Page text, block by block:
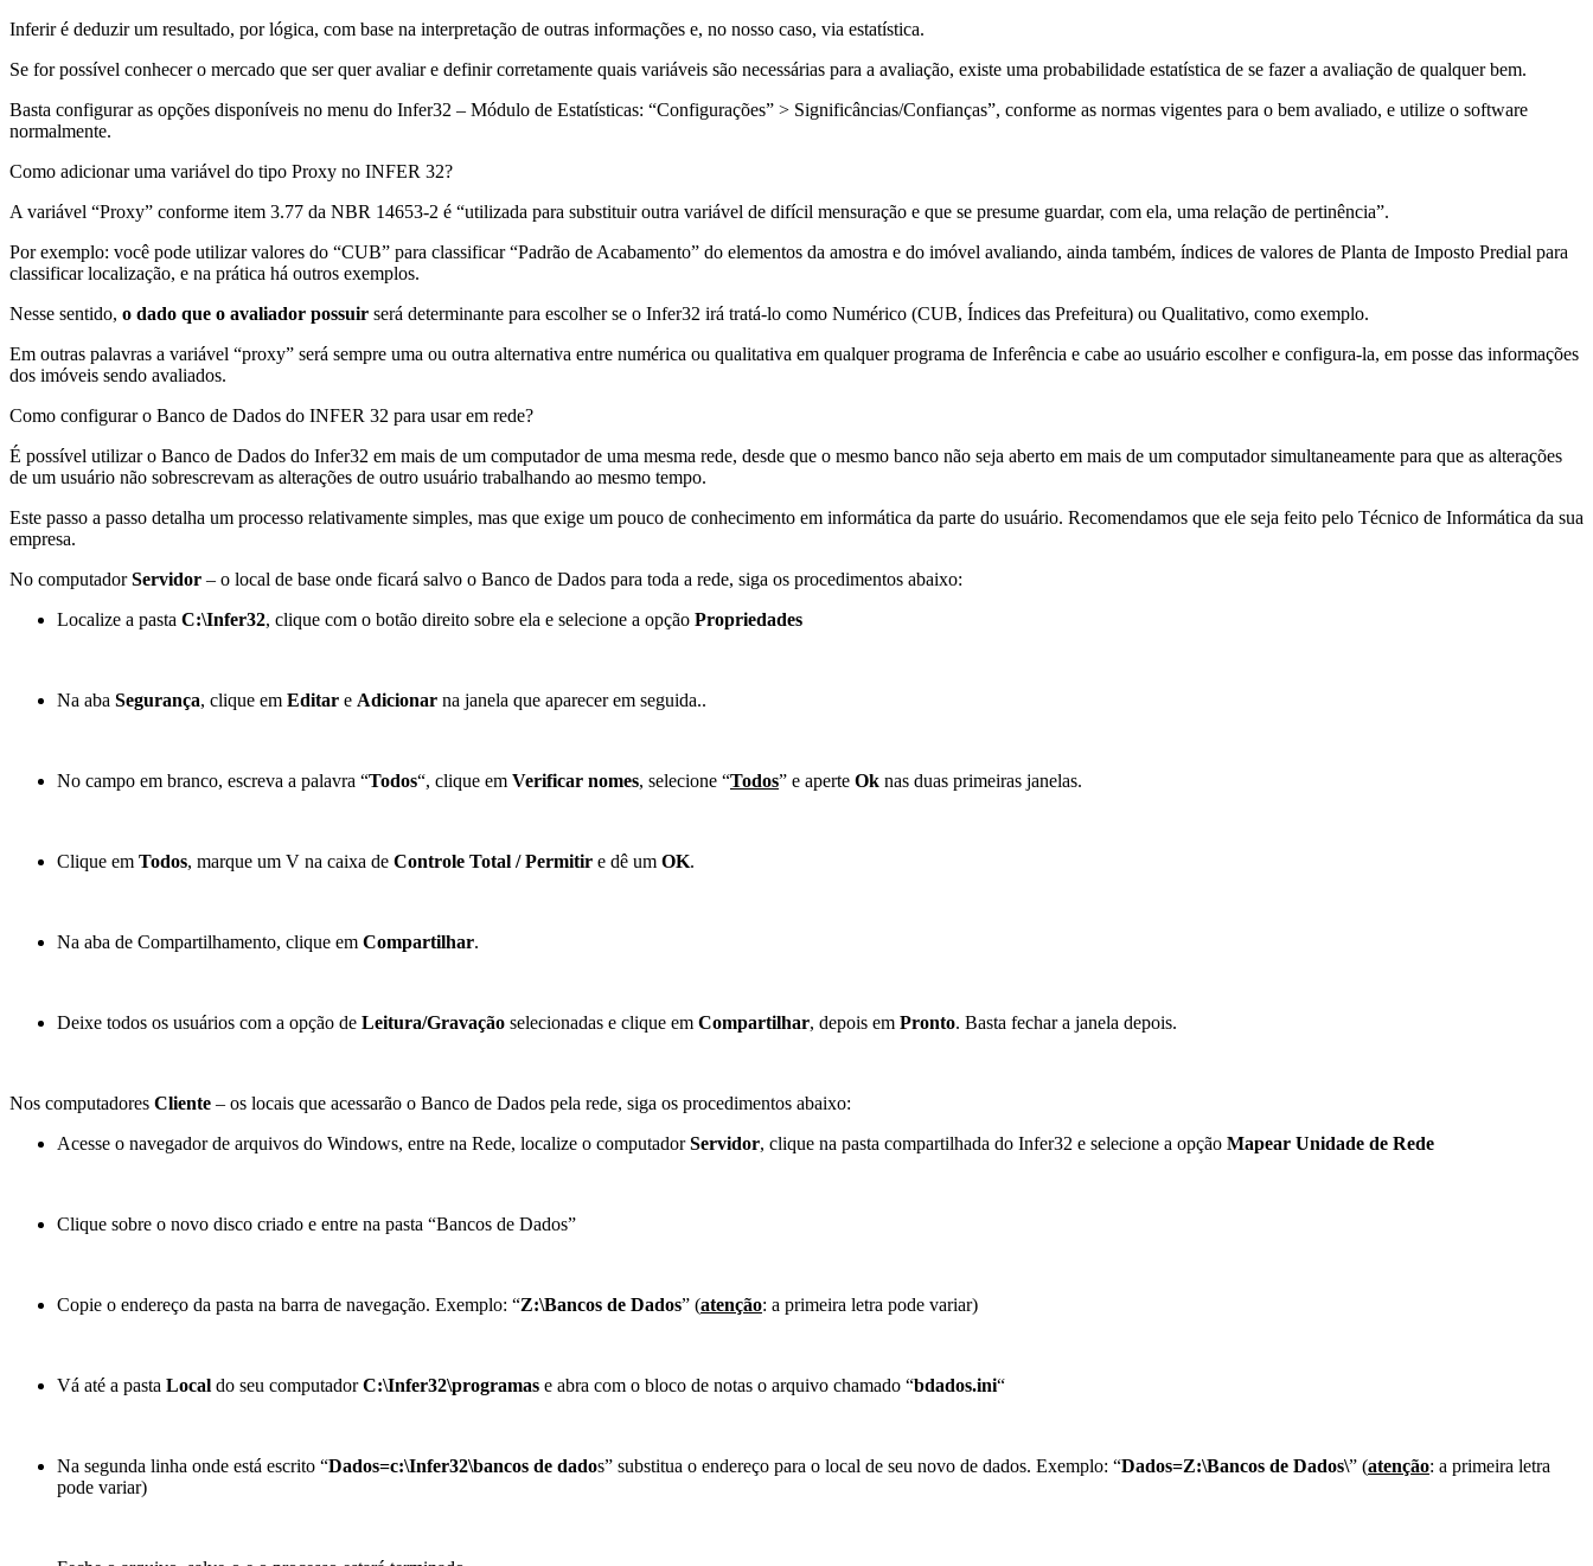
Inferir é deduzir um resultado, por lógica, com base na interpretação de outras informações e, no nosso caso, via estatística.
Se for possível conhecer o mercado que ser quer avaliar e definir corretamente quais variáveis são necessárias para a avaliação, existe uma probabilidade estatística de se fazer a avaliação de qualquer bem.
Basta configurar as opções disponíveis no menu do Infer32 – Módulo de Estatísticas: “Configurações” > Significâncias/Confianças”, conforme as normas vigentes para o bem avaliado, e utilize o software
normalmente.
Como adicionar uma variável do tipo Proxy no INFER 32?
A variável “Proxy” conforme item 3.77 da NBR 14653-2 é “utilizada para substituir outra variável de difícil mensuração e que se presume guardar, com ela, uma relação de pertinência”.
Por exemplo: você pode utilizar valores do “CUB” para classificar “Padrão de Acabamento” do elementos da amostra e do imóvel avaliando, ainda também, índices de valores de Planta de Imposto Predial para
classificar localização, e na prática há outros exemplos.
Nesse sentido, o dado que o avaliador possuir será determinante para escolher se o Infer32 irá tratá-lo como Numérico (CUB, Índices das Prefeitura) ou Qualitativo, como exemplo.
Em outras palavras a variável “proxy” será sempre uma ou outra alternativa entre numérica ou qualitativa em qualquer programa de Inferência e cabe ao usuário escolher e configura-la, em posse das informações
dos imóveis sendo avaliados.
Como configurar o Banco de Dados do INFER 32 para usar em rede?
É possível utilizar o Banco de Dados do Infer32 em mais de um computador de uma mesma rede, desde que o mesmo banco não seja aberto em mais de um computador simultaneamente para que as alterações
de um usuário não sobrescrevam as alterações de outro usuário trabalhando ao mesmo tempo.
Este passo a passo detalha um processo relativamente simples, mas que exige um pouco de conhecimento em informática da parte do usuário. Recomendamos que ele seja feito pelo Técnico de Informática da sua
empresa.
No computadorServidor – o local de base onde ficará salvo o Banco de Dados para toda a rede, siga os procedimentos abaixo:
Localize a pasta C:\Infer32, clique com o botão direito sobre ela e selecione a opção Propriedades
Na aba Segurança, clique em Editar e Adicionar na janela que aparecer em seguida..
No campo em branco, escreva a palavra “Todos“, clique em Verificar nomes, selecione “Todos” e aperte Ok nas duas primeiras janelas.
Clique em Todos, marque um V na caixa de Controle Total / Permitir e dê um OK.
Na aba de Compartilhamento, clique em Compartilhar.
Deixe todos os usuários com a opção de Leitura/Gravação selecionadas e clique em Compartilhar, depois em Pronto. Basta fechar a janela depois.
Nos computadores Cliente – os locais que acessarão o Banco de Dados pela rede, siga os procedimentos abaixo:
Acesse o navegador de arquivos do Windows, entre na Rede, localize o computadorServidor, clique na pasta compartilhada do Infer32 e selecione a opção Mapear Unidade de Rede
Clique sobre o novo disco criado e entre na pasta “Bancos de Dados”
Copie o endereço da pasta na barra de navegação. Exemplo: “Z:\Bancos de Dados” (atenção: a primeira letra pode variar)
Vá até a pasta Local do seu computadorC:\Infer32\programas e abra com o bloco de notas o arquivo chamado “bdados.ini“
Na segunda linha onde está escrito “Dados=c:\Infer32\bancos de dados” substitua o endereço para o local de seu novo de dados. Exemplo: “Dados=Z:\Bancos de Dados\” (atenção: a primeira letra
pode variar)